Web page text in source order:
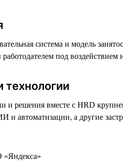
система и модель
под воздействием
и решения вместе с HRD
и автоматизации, а другие
«Яндекса»